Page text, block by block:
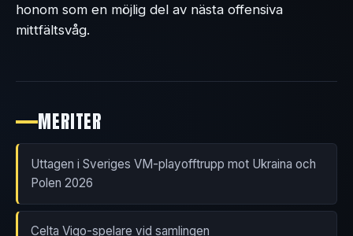
honom som en möjlig del av nästa offensiva
mittfältsvåg.
MERITER
Uttagen i Sveriges VM-playofftrupp mot Ukraina och
Polen 2026
Celta Vigo-spelare vid samlingen